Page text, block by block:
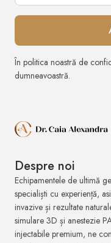
În politica noastră de
dumneavoastră.
Despre noi
Echipamentele de ultimă
specialiști cu experiență,
invazive și rezultate
simulare 3D și anestezie
injectabile premium, ne